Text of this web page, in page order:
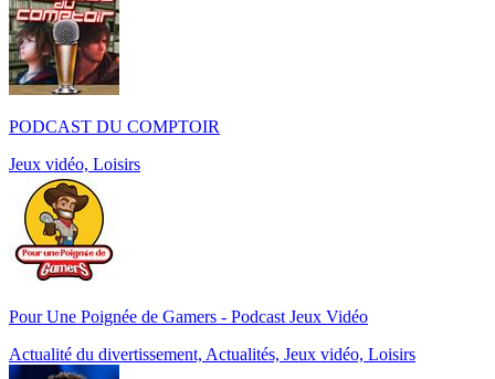
PODCAST DU COMPTOIR
Jeux vidéo, Loisirs
Pour Une Poignée de Gamers - Podcast Jeux Vidéo
Actualité du divertissement, Actualités, Jeux vidéo, Loisirs